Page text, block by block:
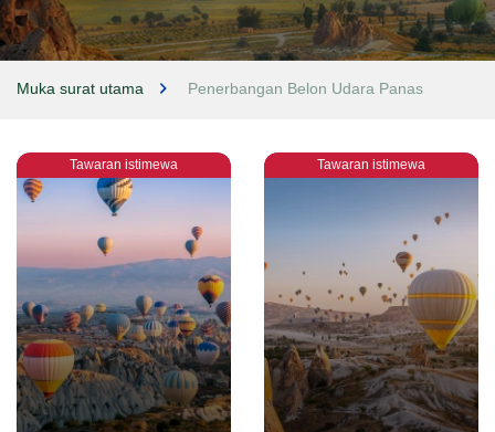
Muka surat utama Penerbangan Belon Udara Panas
Tawaran istimewa Tawaran istimewa